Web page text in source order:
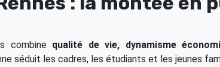
combine qualité de vie, dynamisme
séduit les cadres, les étudiants et les jeunes